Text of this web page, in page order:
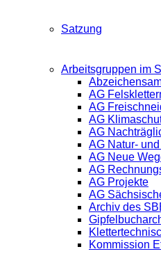
Satzung
Arbeitsgruppen im
AG
AG
AG
AG
AG Natur-
AG Neue
AG
AG Projekte
AG
Archiv des
Kommission